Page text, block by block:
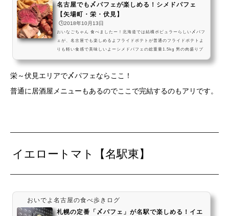
名古屋でも〆パフェが楽しめる！シメドパフェ
【矢場町・栄・伏見】
🕒️2018年10月13日
おいなごちゃん 食べましたー！北海道では結構ポピュラーらしい〆パフ
ェが、名古屋でも楽しめるよフライドポテトが普通のフライドポテトよ
りも軽い食感で美味しいよーシメドパフェの総重量1.5kg 男の肉盛りプ
deG— おいでよ名古屋 (@oinagoya) 2018年5月2日ほかのパフェのお店
−２１ 営業時間18時00分～4時00分深夜も営...
栄～伏見エリアで〆パフェならここ！
普通に居酒屋メニューもあるのでここで完結するのもアリです。
イエロートマト【名駅東】
おいでよ名古屋の食べ歩きログ
札幌の定番「〆パフェ」が名駅で楽しめる！イエ